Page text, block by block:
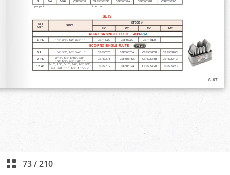
73/210